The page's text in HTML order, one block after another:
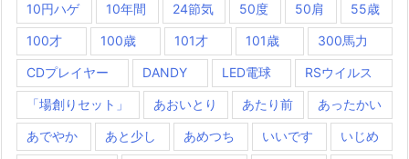
10円ハゲ 10年間 24節気 50度 50肩 55歳
100才 100歳 101才 101歳 300馬力
CDプレイヤー DANDY LED電球 RSウイルス
「場創りセット」 あおいとり あたり前 あったかい
あでやか あと少し あめつち いいです いじめ